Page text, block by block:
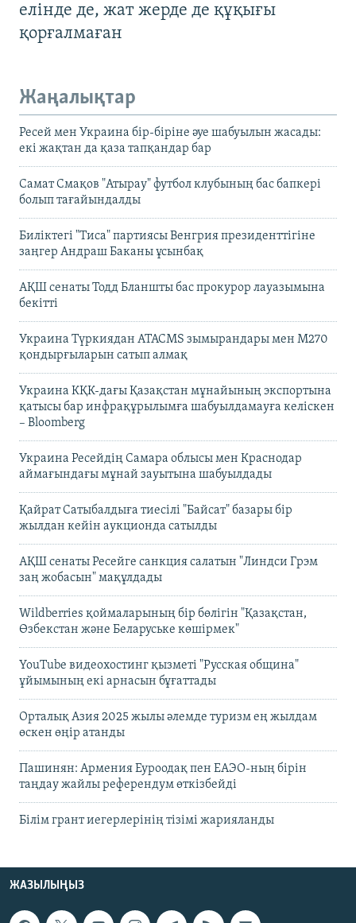
елінде де, жат жерде де құқығы
қорғалмаған
Жаңалықтар
Ресей мен Украина бір-біріне әуе шабуылын жасады:
екі жақтан да қаза тапқандар бар
Самат Смақов "Атырау" футбол клубының бас бапкері
болып тағайындалды
Биліктегі "Тиса" партиясы Венгрия президенттігіне
заңгер Андраш Баканы ұсынбақ
АҚШ сенаты Тодд Бланшты бас прокурор лауазымына
бекітті
Украина Түркиядан ATACMS зымырандары мен M270
қондырғыларын сатып алмақ
Украина КҚК-дағы Қазақстан мұнайының экспортына
қатысы бар инфрақұрылымға шабуылдамауға келіскен
– Bloomberg
Украина Ресейдің Самара облысы мен Краснодар
аймағындағы мұнай зауытына шабуылдады
Қайрат Сатыбалдыға тиесілі "Байсат" базары бір
жылдан кейін аукционда сатылды
АҚШ сенаты Ресейге санкция салатын "Линдси Грэм
заң жобасын" мақұлдады
Wildberries қоймаларының бір бөлігін "Қазақстан,
Өзбекстан және Беларуське көшірмек"
YouTube видеохостинг қызметі "Русская община"
ұйымының екі арнасын бұғаттады
Орталық Азия 2025 жылы әлемде туризм ең жылдам
өскен өңір атанды
Пашинян: Армения Еуроодақ пен ЕАЭО-ның бірін
таңдау жайлы референдум өткізбейді
Білім грант иегерлерінің тізімі жарияланды
ЖАЗЫЛЫҢЫЗ